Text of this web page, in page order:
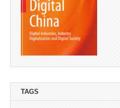
TAGS